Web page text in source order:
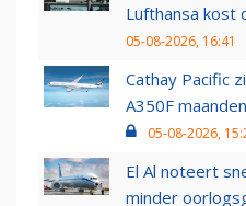
Lufthansa kost
05-08-2026, 16:41
Cathay Pacific
A350F
05-08-2026,
El Al noteert
minder